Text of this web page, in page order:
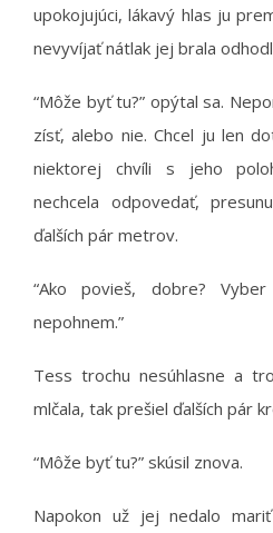
upokojujúci, lákavý hlas ju
nevyvíjať nátlak jej brala
“Môže byť tu?” opýtal sa.
zísť, alebo nie. Chcel ju len
niektorej chvíli s jeho
nechcela odpovedať,
ďalších pár metrov.
“Ako povieš, dobre?
nepohnem.”
Tess trochu nesúhlasne a
mlčala, tak prešiel ďalších pár
“Môže byť tu?” skúsil znova.
Napokon už jej nedalo